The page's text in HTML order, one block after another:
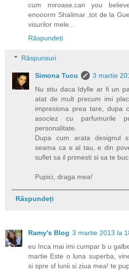
cum miroase,can you
enooorm Shalimar ,tot de la
visurilor mele...
Răspundeți
Răspunsuri
Simona Tucu
3 martie
Nu stiu daca Idylle ar fi un
atat de mult precum imi
impresiona prea tare, dupa
asociez cu parfumurile
personalitate.
Dupa cum arata designul
seama ca e al tau, e din
suflet sa il primesti si sa te
Pupici, draga mea!
Răspundeți
Ramy's Blog 3 martie 2013 la
eu Inca mai imi cumpar b u
martie Este o luna superba,
si spre sf lunii si ziua mea! te